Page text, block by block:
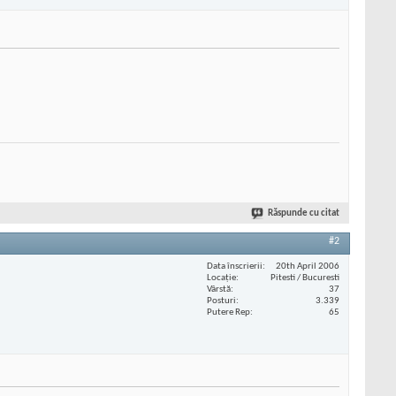
Răspunde cu citat
#2
Data înscrierii
20th April 2006
Locaţie
Pitesti / Bucuresti
Vârstă
37
Posturi
3.339
Putere Rep
65